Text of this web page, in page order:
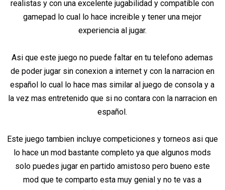
realistas y con una excelente jugabilidad y compatible con
gamepad lo cual lo hace increible y tener una mejor
experiencia al jugar.
Asi que este juego no puede faltar en tu telefono ademas
de poder jugar sin conexion a internet y con la narracion en
español lo cual lo hace mas similar al juego de consola y a
la vez mas entretenido que si no contara con la narracion en
español.
Este juego tambien incluye competiciones y torneos asi que
lo hace un mod bastante completo ya que algunos mods
solo puedes jugar en partido amistoso pero bueno este
mod que te comparto esta muy genial y no te vas a